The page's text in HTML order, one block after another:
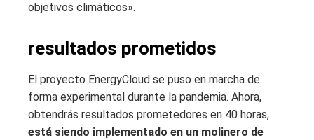
objetivos climáticos».
resultados prometidos
El proyecto EnergyCloud se puso en marcha de
forma experimental durante la pandemia. Ahora,
obtendrás resultados prometedores en 40 horas,
está siendo implementado en un molinero de